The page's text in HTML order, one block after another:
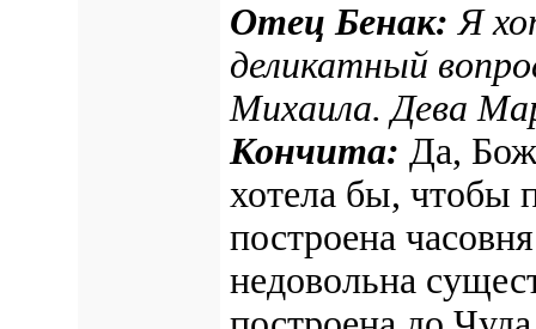
Отец Бенак: Я
деликатный
Михаила. Дева
Кончита: Да,
хотела бы, чтобы
построена
недовольна